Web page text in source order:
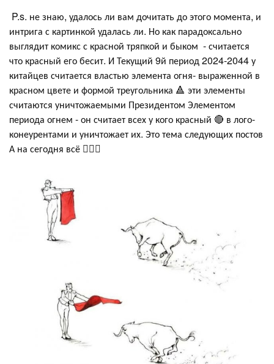
P.s. не знаю, удалось ли вам дочитать до этого момента, и
интрига с картинкой удалась ли. Но как парадоксально
выглядит комикс с красной тряпкой и быком - считается
что красный его бесит. И Текущий 9й период 2024-2044 у
китайцев считается властью элемента огня- выраженной в
красном цвете и формой треугольника 🔺 эти элементы
считаются уничтожаемыми Президентом Элементом
периода огнем - он считает всех у кого красный 🔴 в лого-
конеурентами и уничтожает их. Это тема следующих постов
А на сегодня всё 😶‍🌫️🧯